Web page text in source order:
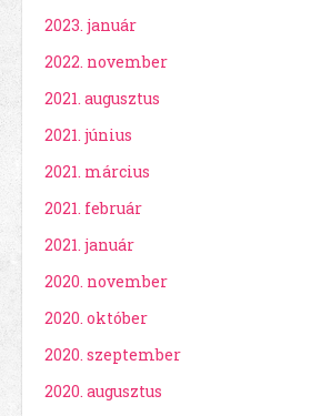
2023. január
2022. november
2021. augusztus
2021. június
2021. március
2021. február
2021. január
2020. november
2020. október
2020. szeptember
2020. augusztus